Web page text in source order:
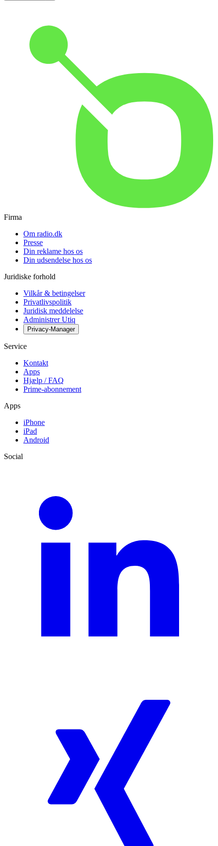
Firma
Om radio.dk
Presse
Din reklame hos os
Din udsendelse hos os
Juridiske forhold
Vilkår & betingelser
Privatlivspolitik
Juridisk meddelelse
Administrer Utiq
Privacy-Manager
Service
Kontakt
Apps
Hjælp / FAQ
Prime-abonnement
Apps
iPhone
iPad
Android
Social